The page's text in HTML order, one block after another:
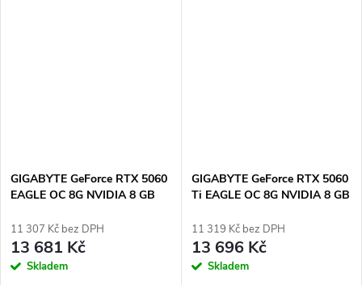
GIGABYTE GeForce RTX 5060
EAGLE OC 8G NVIDIA 8 GB
11 307 Kč bez DPH
13 681 Kč
Skladem
GIGABYTE GeForce RTX 5060
Ti EAGLE OC 8G NVIDIA 8 GB
11 319 Kč bez DPH
13 696 Kč
Skladem